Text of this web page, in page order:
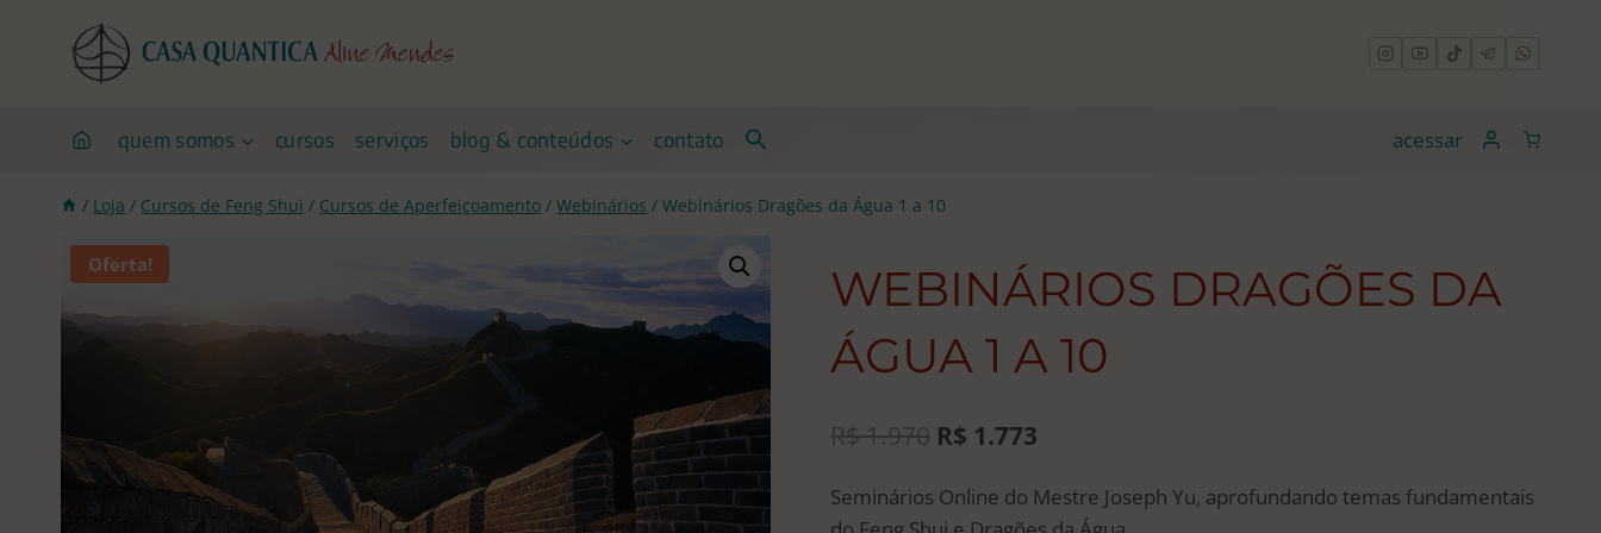
quem somos cursos serviços blog & conteúdos contato acessar
/ Loja / Cursos de Feng Shui / Cursos de Aperfeiçoamento / Webinários / Webinários Dragões da Água 1 a 10
Oferta!
WEBINÁRIOS DRAGÕES DA
ÁGUA 1 A 10
R$1.970 O
original
R$ 1.773O
atual
Seminários Online do Mestre Joseph Yu, aprofundando temas fundamentais